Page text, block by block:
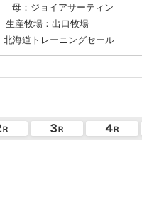
母：ジョイアサーティン
生産牧場：出口牧場
北海道トレーニングセール